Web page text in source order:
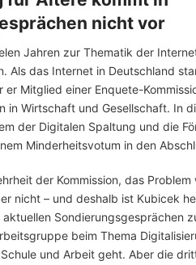
nicht vor
Jahren zur Thematik der
Als das Internet in Deutschland
er Mitglied einer Enquete-
in Wirtschaft und Gesellschaft. In
der Digitalen Spaltung und die
Minderheitsvotum in den
der Kommission, das
nicht – und deshalb ist Kubicek
Sondierungsgesprächen
beim Thema
und Arbeit geht. Aber die